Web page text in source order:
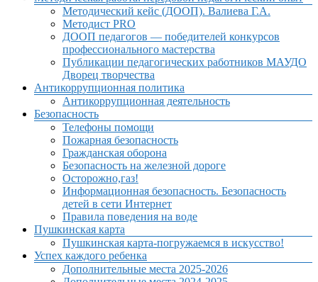
Методический кейс (ДООП). Валиева Г.А.
Методист PRO
ДООП педагогов — победителей конкурсов
профессионального мастерства
Публикации педагогических работников МАУДО
Дворец творчества
Антикоррупционная политика
Антикоррупционная деятельность
Безопасность
Телефоны помощи
Пожарная безопасность
Гражданская оборона
Безопасность на железной дороге
Осторожно,газ!
Информационная безопасность. Безопасность
детей в сети Интернет
Правила поведения на воде
Пушкинская карта
Пушкинская карта-погружаемся в искусство!
Успех каждого ребенка
Дополнительные места 2025-2026